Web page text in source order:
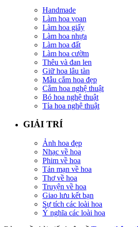
Handmade
Làm hoa voan
Làm hoa giấy
Làm hoa nhựa
Làm hoa đất
Làm hoa cườm
Thêu và đan len
Giữ hoa lâu tàn
Mẫu cắm hoa đẹp
Cắm hoa nghệ thuật
Bó hoa nghệ thuật
Tỉa hoa nghệ thuật
GIẢI TRÍ
Ảnh hoa đẹp
Nhạc về hoa
Phim về hoa
Tản mạn về hoa
Thơ về hoa
Truyện về hoa
Giao lưu kết bạn
Sự tích các loài hoa
Ý nghĩa các loài hoa